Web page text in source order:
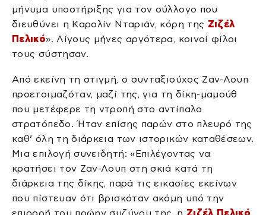
μήνυμα υποστήριξης για τον σύλλογο που
διευθύνει η Καρολίν Νταριάν, κόρη της Ζιζέλ
Πελικό». Λίγους μήνες αργότερα, κοινοί φίλοι
τους σύστησαν.
Από εκείνη τη στιγμή, ο συνταξιούχος Ζαν-Λουπ
προετοιμαζόταν, μαζί της, για τη δίκη-μαμούθ
που μετέφερε τη ντροπή στο αντίπαλο
στρατόπεδο. Ήταν επίσης παρών στο πλευρό της
καθ’ όλη τη διάρκεια των ιστορικών καταθέσεων.
Μια επιλογή συνειδητή: «Επιλέγοντας να
κρατήσει τον Ζαν-Λουπ στη σκιά κατά τη
διάρκεια της δίκης, παρά τις εικασίες εκείνων
που πίστευαν ότι βρισκόταν ακόμη υπό την
επιρροή του πρώην συζύγου της, η Ζιζέλ Πελικό